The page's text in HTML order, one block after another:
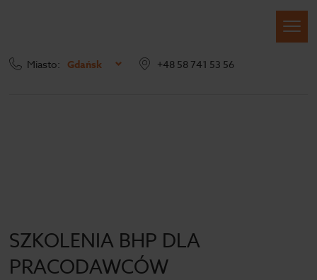
Miasto: Gdańsk +48 58 741 53 56
SZKOLENIA BHP DLA
PRACODAWCÓW